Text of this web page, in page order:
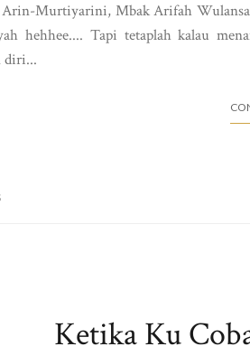
Murtiyarini, Mbak Arifah
hehhee.... Tapi tetaplah kalau
diri...
Ketika Ku